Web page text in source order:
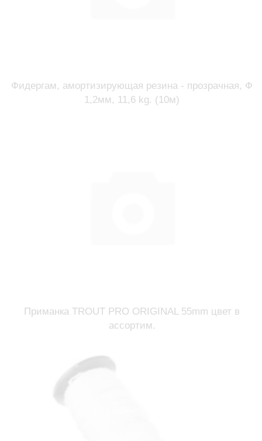
Фидергам, амортизирующая резина - прозрачная, Ф
1,2мм, 11,6 kg. (10м)
Приманка TROUT PRO ORIGINAL 55mm цвет в
ассортим.